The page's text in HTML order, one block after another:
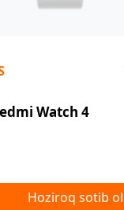
Watch 4
Hoziroq sotib